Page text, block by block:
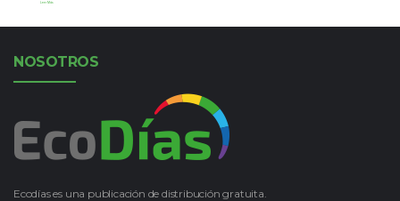
Leer Más
NOSOTROS
Ecodías es una publicación de distribución gratuita.